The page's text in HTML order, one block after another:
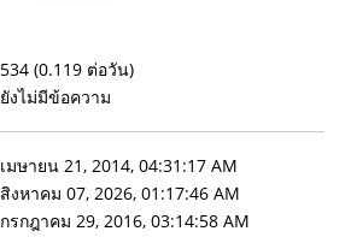
534 (0.119 ต่อวัน)
ยังไม่มีข้อความ
เมษายน 21, 2014, 04:31:17 AM
สิงหาคม 07, 2026, 01:17:46 AM
กรกฎาคม 29, 2016, 03:14:58 AM